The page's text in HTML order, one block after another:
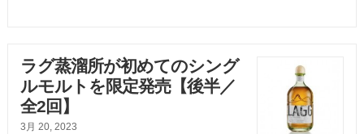
ラグ蒸溜所が初めてのシング
ルモルトを限定発売【後半／
全2回】
3月 20, 2023